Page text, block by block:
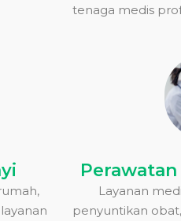
tenaga medis
Layanan
penyuntikan